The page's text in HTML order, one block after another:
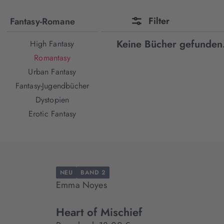
Fantasy-Romane
High Fantasy
Romantasy
Urban Fantasy
Fantasy-Jugendbücher
Dystopien
Erotic Fantasy
Filter
Keine Bücher
NEU BAND 2
Emma Noyes
Heart of Mischief